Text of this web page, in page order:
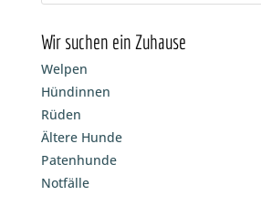
Wir suchen ein Zuhause
Welpen
Hündinnen
Rüden
Ältere Hunde
Patenhunde
Notfälle